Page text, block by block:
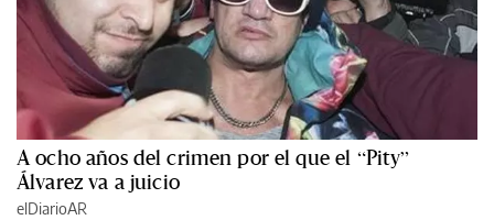
A ocho años del crimen por el que el “Pity”
Álvarez va a juicio
elDiarioAR